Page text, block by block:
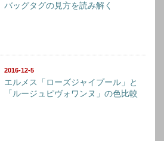
バッグタグの見方を読み解く
2016-12-5
エルメス「ローズジャイプール」と
「ルージュピヴォワンヌ」の色比較